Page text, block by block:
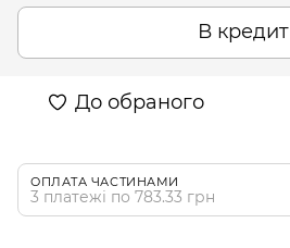
В кредит
До обраного
ОПЛАТА ЧАСТИНАМИ
3 платежі по 783.33 грн